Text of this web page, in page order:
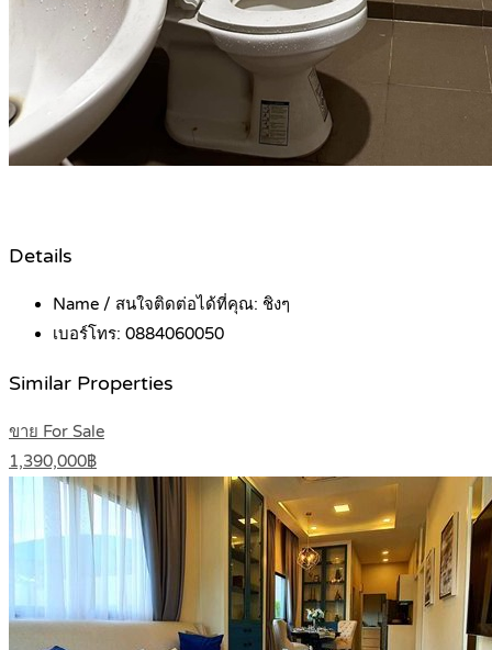
Details
Name / สนใจติดต่อได้ที่คุณ: ชิงๆ
เบอร์โทร: 0884060050
Similar Properties
ขาย For Sale
1,390,000฿